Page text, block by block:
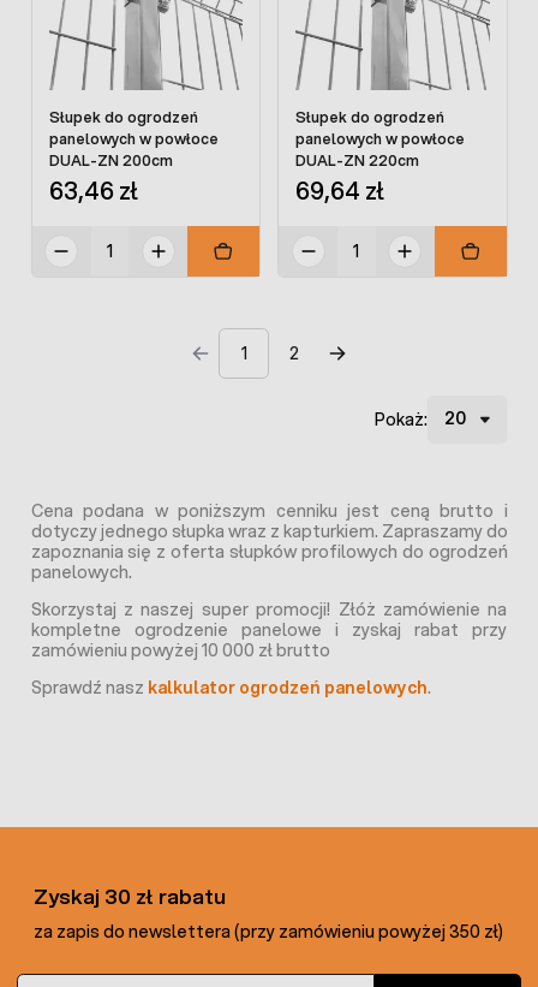
Słupek do ogrodzeń
panelowych w powłoce
DUAL-ZN 200cm
63,46 zł
Słupek do ogrodzeń
panelowych w powłoce
DUAL-ZN 220cm
69,64 zł
1 2
Pokaż:
Cena podana w poniższym cenniku jest ceną brutto i
dotyczy jednego słupka wraz z kapturkiem. Zapraszamy do
zapoznania się z oferta słupków profilowych do ogrodzeń
panelowych.
Skorzystaj z naszej super promocji! Złóż zamówienie na
kompletne ogrodzenie panelowe i zyskaj rabat przy
zamówieniu powyżej 10 000 zł brutto
Sprawdź nasz kalkulator ogrodzeń panelowych.
Zyskaj 30 zł rabatu
za zapis do newslettera (przy zamówieniu powyżej 350 zł)